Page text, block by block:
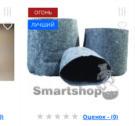
ОГОНЬ
ЛУЧШИЙ
Оценок - (0)